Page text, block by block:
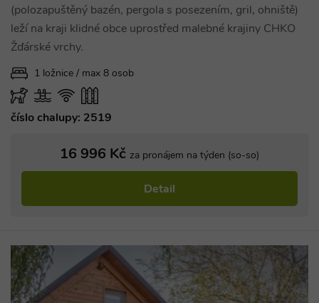
(polozapuštěný bazén, pergola s posezením, gril, ohniště)
leží na kraji klidné obce uprostřed malebné krajiny CHKO
Žďárské vrchy.
1 ložnice / max 8 osob
číslo chalupy: 2519
16 996 Kč za pronájem na týden (so-so)
Detail